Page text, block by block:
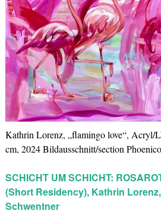
Kathrin Lorenz, „flamingo love“, Acryl/
cm, 2024 Bildausschnitt/section
SCHICHT UM SCHICHT:
(Short Residency), Kathrin
Schwentner